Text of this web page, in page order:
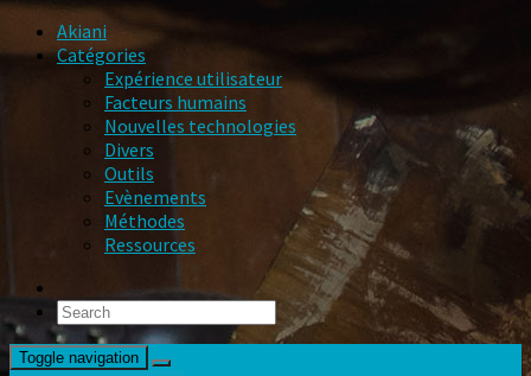
Akiani
Catégories
Expérience utilisateur
Facteurs humains
Nouvelles technologies
Divers
Outils
Evènements
Méthodes
Ressources
Toggle navigation